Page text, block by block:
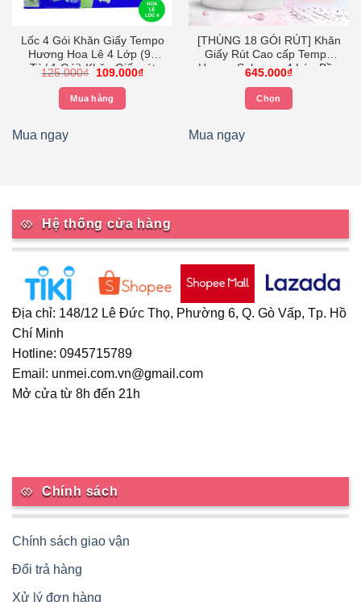
Lốc 4 Gói Khăn Giấy Tempo
Hương Hoa Lê 4 Lớp (90
Tờ/ 1 Gói) Khăn Giấy rút
125.000₫
Giá
là:
125.000₫.
109.000₫Giá
Mua hàng
Mua ngay
[THÙNG 18 GÓI RÚT] Khăn
Giấy Rút Cao cấp Tempo
Hương Sakura – 4 Lớp Bền
Thương Hiệu Đức
645.000₫
Chọn
tùy
có
được
Mua ngay
Hệ thống cửa hàng
Địa chỉ: 148/12 Lê Đức Thọ, Phường 6, Q. Gò Vấp, Tp. Hồ
Chí Minh
Hotline: 0945715789
Email: unmei.com.vn@gmail.com
Mở cửa từ 8h đến 21h
Chính sách
Chính sách giao vận
Đổi trả hàng
Xử lý đơn hàng